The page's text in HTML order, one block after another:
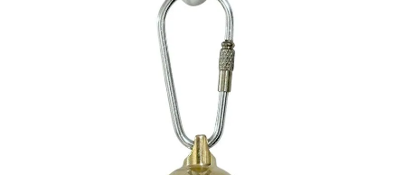
商品カテゴリから選ぶ